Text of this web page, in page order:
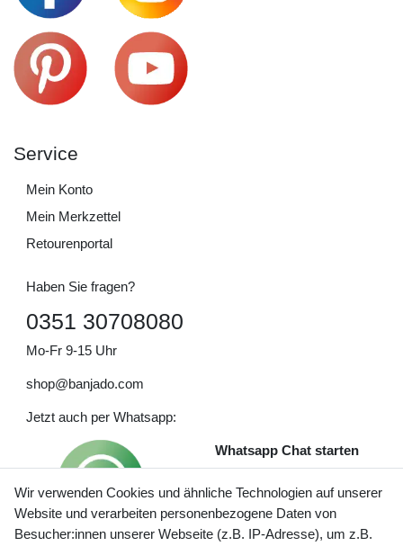
Service
Mein Konto
Mein Merkzettel
Retourenportal
Haben Sie fragen?
0351 30708080
Mo-Fr 9-15 Uhr
shop@banjado.com
Jetzt auch per Whatsapp:
Whatsapp Chat starten
Wir verwenden Cookies und ähnliche Technologien auf unserer
Website und verarbeiten personenbezogene Daten von
Besucher:innen unserer Webseite (z.B. IP-Adresse), um z.B.